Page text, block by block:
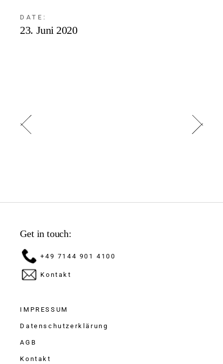
DATE:
23. Juni 2020
Get in touch:
+49 7144 901 4100
Kontakt
IMPRESSUM
Datenschutzerklärung
AGB
Kontakt